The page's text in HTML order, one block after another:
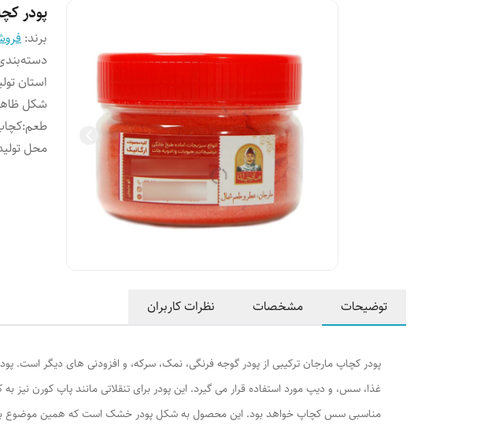
پودر
برند:
استان
شکل
طعم:
محل
توضیحات مشخصات نظرات کاربران
پودر کچاپ مارجان ترکیبی از پودر گوجه فرنگی، نمک، سرکه، و افزودنی های دیگر است.
غذا، سس، و دیپ مورد استفاده قرار می گیرد. این پودر برای تنقلاتی مانند پاپ کورن
مناسبی سس کچاپ خواهد بود. این محصول به شکل پودر خشک است که همین موضوع